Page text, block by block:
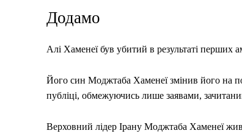
Додамо
Алі Хаменеї був убитий в результаті перших
Його син Моджтаба Хаменеї змінив його на
публіці, обмежуючись лише заявами,
Верховний лідер Ірану Моджтаба Хаменеї